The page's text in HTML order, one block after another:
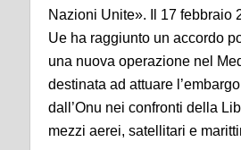
Nazioni Unite». Il 17 febbraio
Ue ha raggiunto un accordo
una nuova operazione nel
destinata ad attuare
dall’Onu nei confronti della
mezzi aerei, satellitari e